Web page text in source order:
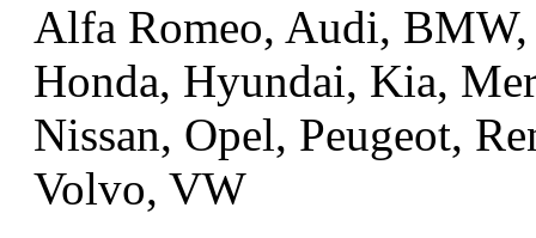
Alfa Romeo, Audi,
Honda, Hyundai, Kia,
Nissan, Opel, Peugeot,
Volvo, VW